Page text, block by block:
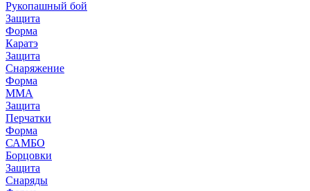
Рукопашный бой
Защита
Форма
Каратэ
Защита
Снаряжение
Форма
ММА
Защита
Перчатки
Форма
САМБО
Борцовки
Защита
Снаряды